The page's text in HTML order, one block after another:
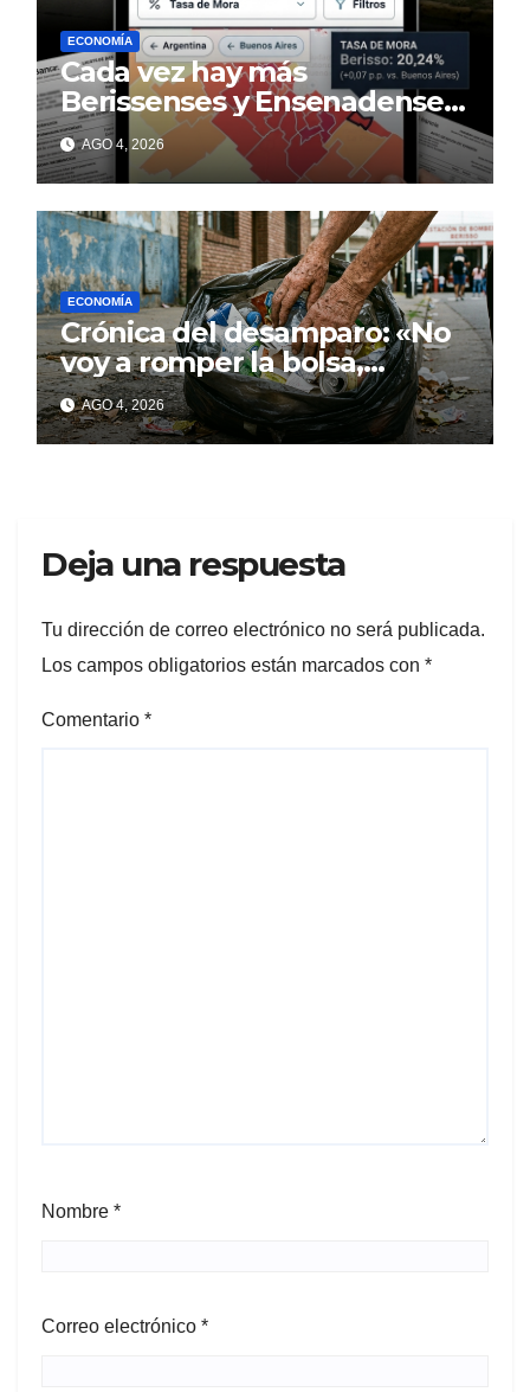
ECONOMÍA
Cada vez hay más
Berissenses y Ensenadenses
con deudas incobrables
AGO 4, 2026
ECONOMÍA
Crónica del desamparo: «No
voy a romper la bolsa,
quédese tranquilo…»
AGO 4, 2026
Deja una respuesta
Tu dirección de correo electrónico no será publicada.
Los campos obligatorios están marcados con *
Comentario *
Nombre *
Correo electrónico *